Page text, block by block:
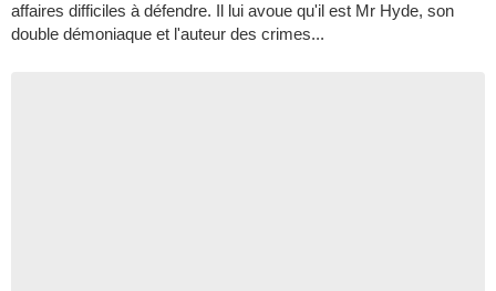
affaires difficiles à défendre. Il lui avoue qu'il est Mr Hyde, son
double démoniaque et l'auteur des crimes...